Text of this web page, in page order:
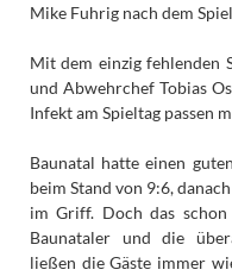
Mike Fuhrig nach dem
Mit dem einzig fehlenden
und Abwehrchef Tobias
Infekt am Spieltag passen
Baunatal hatte einen
beim Stand von 9:6,
im Griff. Doch das
Baunataler und die
ließen die Gäste immer